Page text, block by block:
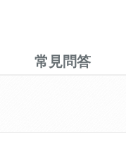
常見問答